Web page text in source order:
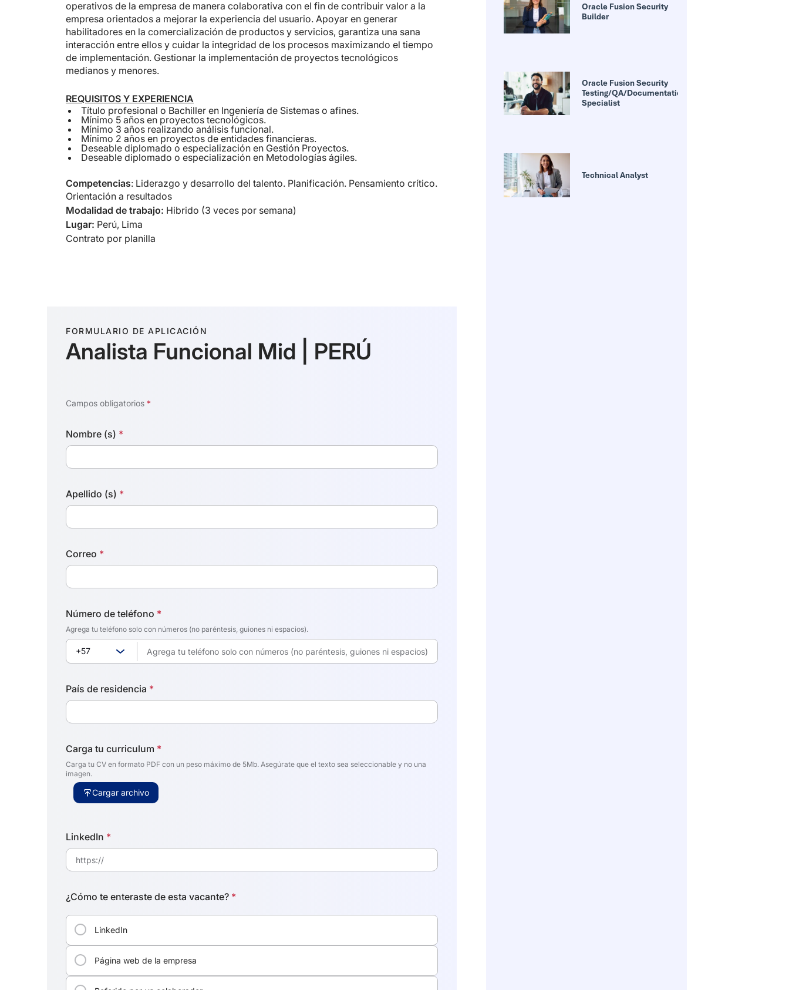
Oracle Fusion Security
Builder
Oracle Fusion Security
Testing/QA/Documentation
Specialist
Technical Analyst